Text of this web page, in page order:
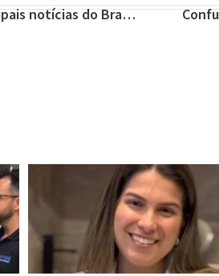
Confira as principais notícias do Brasil e do Mundo nesta segunda (04/01)